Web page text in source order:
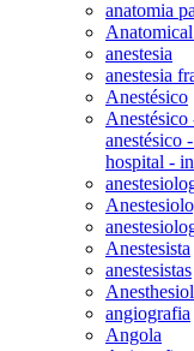
anatomia
anestesia
anestesia
Anestésico
anestésico
hospital -
Anestesista
anestesistas
angiografia
Angola